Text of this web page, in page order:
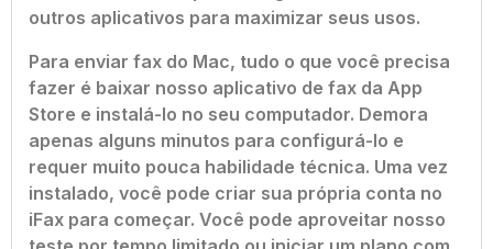
outros aplicativos para maximizar seus usos.
Para enviar fax do Mac, tudo o que você precisa
fazer é baixar nosso aplicativo de fax da App
Store e instalá-lo no seu computador. Demora
apenas alguns minutos para configurá-lo e
requer muito pouca habilidade técnica. Uma vez
instalado, você pode criar sua própria conta no
iFax para começar. Você pode aproveitar nosso